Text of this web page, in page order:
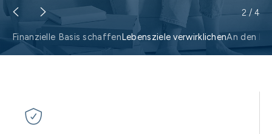
Finanzielle Basis schaffenLebensziele verwirklichenAn den
2 / 4